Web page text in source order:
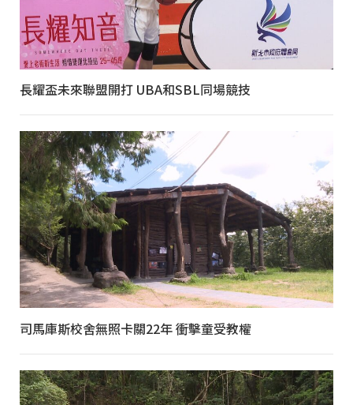
長耀盃未來聯盟開打 UBA和SBL同場競技
司馬庫斯校舍無照卡關22年 衝擊童受教權